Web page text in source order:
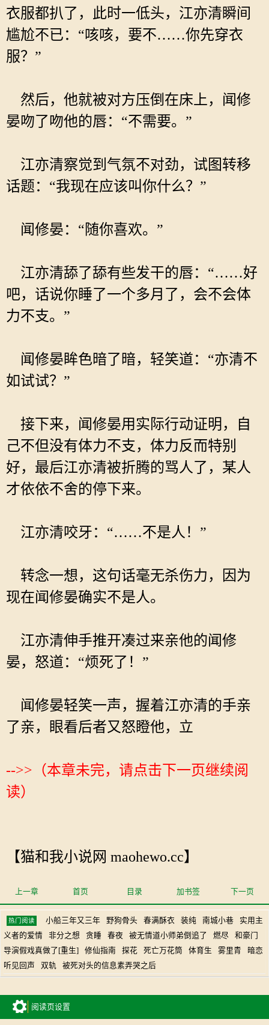
衣服都扒了，此时一低头，江亦清瞬间
尴尬不已：“咳咳，要不……你先穿衣
服？”
然后，他就被对方压倒在床上，闻修
晏吻了吻他的唇：“不需要。”
江亦清察觉到气氛不对劲，试图转移
话题：“我现在应该叫你什么？”
闻修晏：“随你喜欢。”
江亦清舔了舔有些发干的唇：“……好
吧，话说你睡了一个多月了，会不会体
力不支。”
闻修晏眸色暗了暗，轻笑道：“亦清不
如试试？”
接下来，闻修晏用实际行动证明，自
己不但没有体力不支，体力反而特别
好，最后江亦清被折腾的骂人了，某人
才依依不舍的停下来。
江亦清咬牙：“……不是人！”
转念一想，这句话毫无杀伤力，因为
现在闻修晏确实不是人。
江亦清伸手推开凑过来亲他的闻修
晏，怒道：“烦死了！”
闻修晏轻笑一声，握着江亦清的手亲
了亲，眼看后者又怒瞪他，立
-->>（本章未完，请点击下一页继续阅
读）
【猫和我小说网 maohewo.cc】
上一章 首页 目录 加书签 下一页
热门阅读 小船三年又三年 野狗骨头 春满酥衣 装纯 南城小巷
实用主
义者的爱情
非分之想 贪睡 春夜 被无情道小师弟倒追了 燃尽
和豪门
导演假戏真做了[重生]
修仙指南 探花 死亡万花筒 体育生 雾里青
暗恋
听见回声
双轨 被死对头的信息素弄哭之后
阅读页设置